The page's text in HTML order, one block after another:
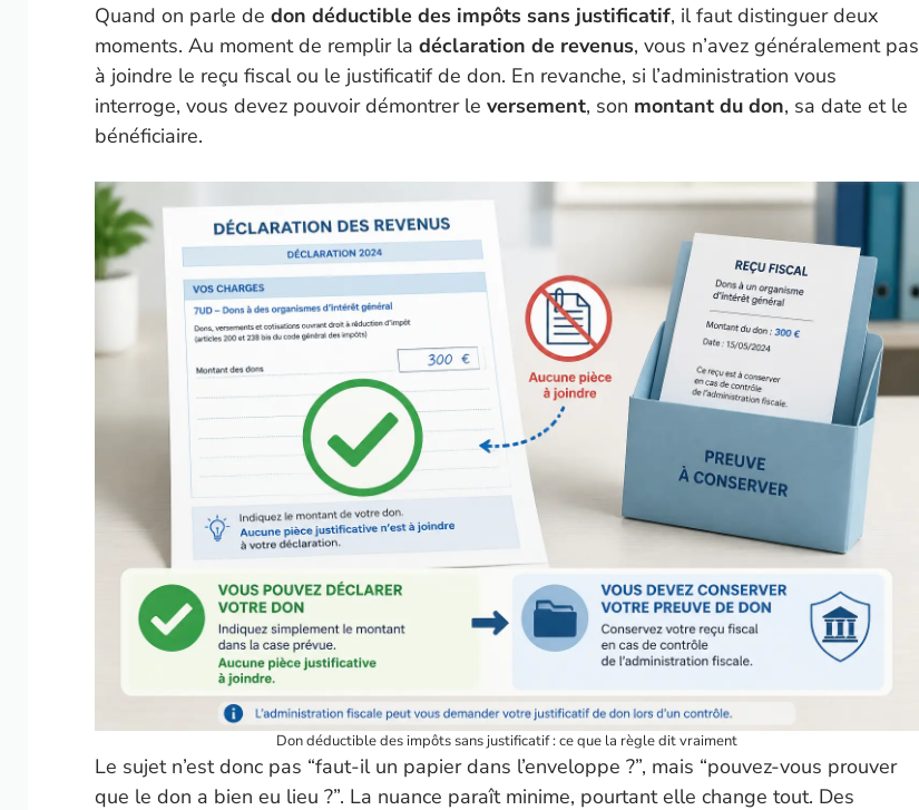
Quand on parle dedon déductible des impôts sans justificatif, il faut distinguer deux
moments. Au moment de remplir ladéclaration de revenus, vous n’avez généralement pas
à joindre le reçu fiscal ou le justificatif de don. En revanche, si l’administration vous
interroge, vous devez pouvoir démontrer leversement, son montant du don, sa date et le
bénéficiaire.
Don déductible des impôts sans justificatif : ce que la règle dit vraiment
Le sujet n’est donc pas “faut-il un papier dans l’enveloppe ?”, mais “pouvez-vous prouver
que le don a bien eu lieu ?”. La nuance paraît minime, pourtant elle change tout. Des